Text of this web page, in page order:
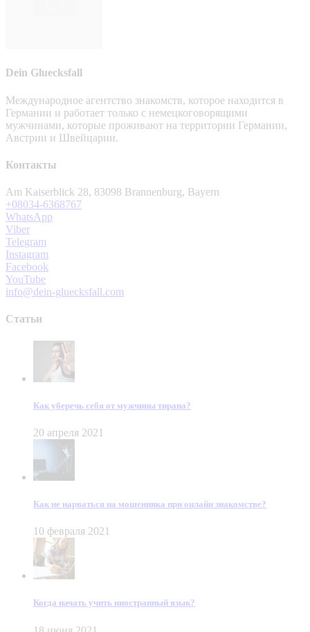
Dein Gluecksfall
Международное агентство знакомств, которое находится в
Германии и работает только с немецкоговорящими
мужчинами, которые проживают на территории Германии,
Австрии и Швейцарии.
Контакты
Am Kaiserblick 28, 83098 Brannenburg, Bayern
+08034-6368767
WhatsApp
Viber
Telegram
Instagram
Facebook
YouTube
info@dein-gluecksfall.com
Статьи
Как уберечь себя от мужчины тирана?
20 апреля 2021
Как не нарваться на мошенника при онлайн знакомстве?
10 февраля 2021
Когда начать учить иностранный язык?